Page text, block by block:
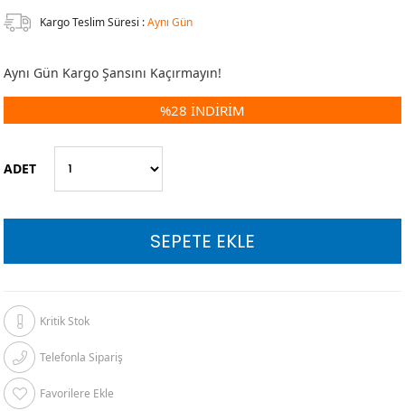
Kargo Teslim Süresi : Aynı Gün
Aynı Gün Kargo Şansını Kaçırmayın!
%28 İNDIRIM
ADET
Kritik Stok
Telefonla Sipariş
Favorilere Ekle